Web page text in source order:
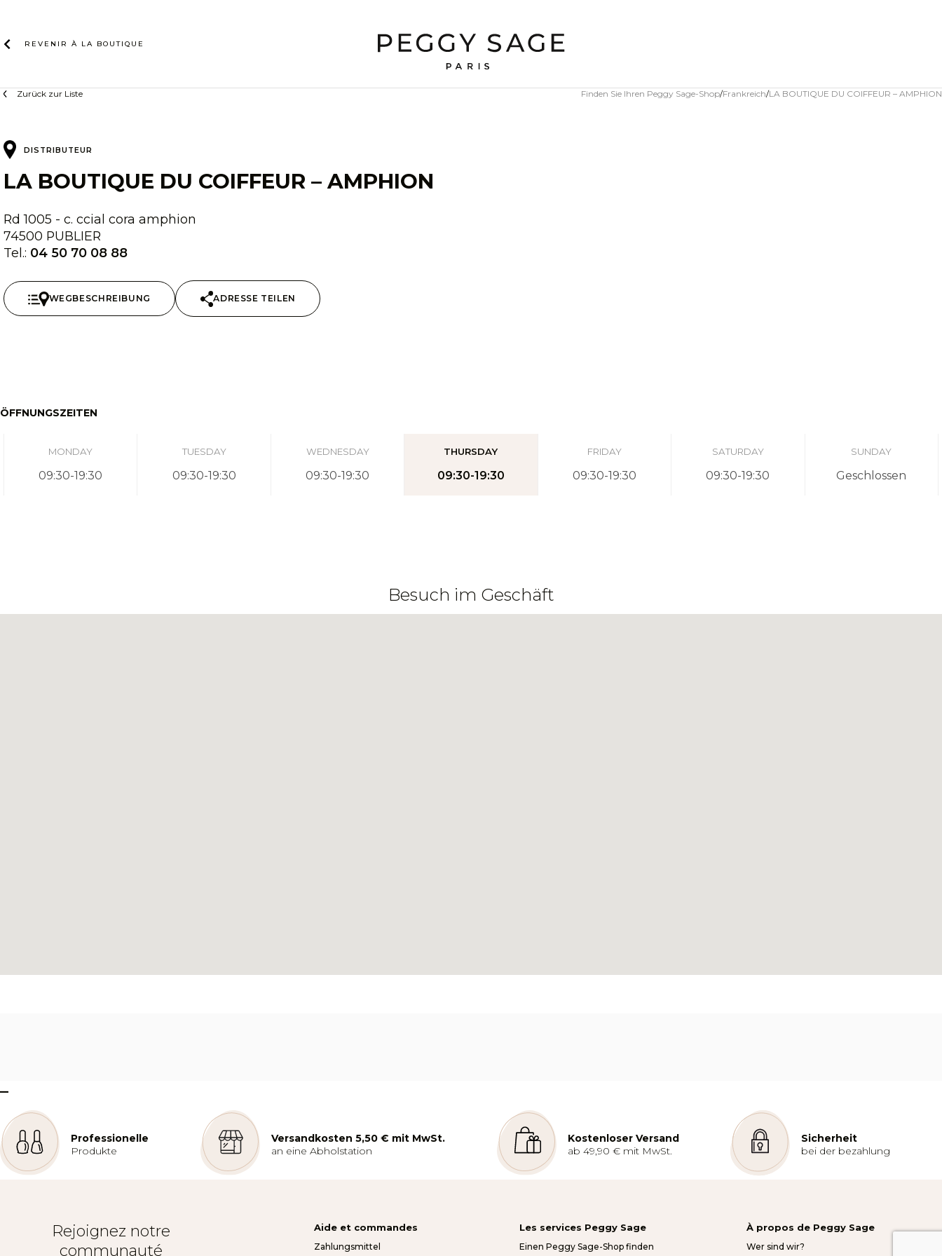
REVENIR À LA BOUTIQUE
Zurück zur Liste Finden Sie Ihren Peggy Sage-Shop Frankreich LA BOUTIQUE DU COIFFEUR – AMPHION
DISTRIBUTEUR
LA BOUTIQUE DU COIFFEUR – AMPHION
Rd 1005 - c. ccial cora amphion
74500 PUBLIER
Tel.: 04 50 70 08 88
WEGBESCHREIBUNG ADRESSE TEILEN
ÖFFNUNGSZEITEN
MONDAY
09:30-19:30
TUESDAY
09:30-19:30
WEDNESDAY
09:30-19:30
THURSDAY
09:30-19:30
FRIDAY
09:30-19:30
SATURDAY
09:30-19:30
SUNDAY
Geschlossen
Besuch im Geschäft
–
Professionelle
Produkte
Versandkosten 5,50 € mit MwSt.
an eine Abholstation
Kostenloser Versand
ab 49,90 € mit MwSt.
Sicherheit
bei der bezahlung
Rejoignez notre
communauté
Aide et commandes
Zahlungsmittel
Les services Peggy Sage
Einen Peggy Sage-Shop finden
À propos de Peggy Sage
Wer sind wir?